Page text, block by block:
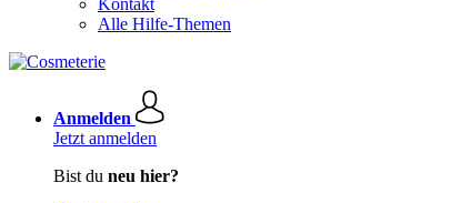
Kontakt
Alle Hilfe-Themen
Anmelden
Jetzt anmelden
Bist du neu hier?